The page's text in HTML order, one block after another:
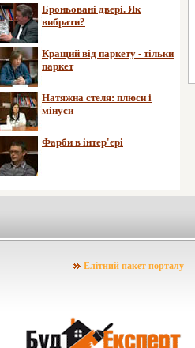
Броньовані двері. Як
вибрати?
Кращий від паркету - тільки
паркет
Натяжна стеля: плюси і
мінуси
Фарби в інтер'єрі
Елітний пакет порталу